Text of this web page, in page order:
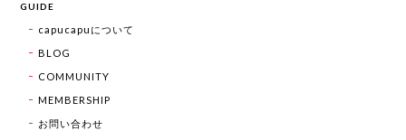
GUIDE
capucapuについて
BLOG
COMMUNITY
MEMBERSHIP
お問い合わせ